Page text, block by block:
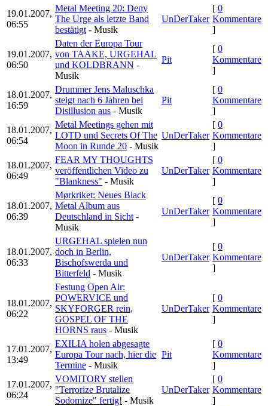
19.01.2007,
06:55
Metal Meeting 20: Deny
The Urge als letzte Band
bestätigt - Musik
UnDerTaker
[ 0
Kommentare
]
19.01.2007,
06:50
Daten der Europa Tour
von TAAKE, URGEHAL
und KOLDBRANN -
Musik
Pit
[ 0
Kommentare
]
18.01.2007,
16:59
Drummer Jens Maluschka
steigt nach 6 Jahren bei
Disillusion aus - Musik
Pit
[ 0
Kommentare
]
18.01.2007,
06:54
Metal Meetings gehen mit
LOTD und Secrets Of The
Moon in Runde 20 - Musik
UnDerTaker
[ 0
Kommentare
]
18.01.2007,
06:49
FEAR MY THOUGHTS
veröffentlichen Video zu
"Blankness" - Musik
UnDerTaker
[ 0
Kommentare
]
18.01.2007,
06:39
Mørkriket: Neues Black
Metal Album aus
Deutschland in Sicht -
Musik
UnDerTaker
[ 0
Kommentare
]
18.01.2007,
06:33
URGEHAL spielen nun
doch in Berlin,
Bischofswerda und
Bitterfeld - Musik
UnDerTaker
[ 0
Kommentare
]
18.01.2007,
06:22
Festung Open Air:
POWERVICE und
SKYFORGER rein,
GOSPEL OF THE
HORNS raus - Musik
UnDerTaker
[ 0
Kommentare
]
17.01.2007,
13:49
EXILIA holen abgesagte
Europa Tour nach, hier die
Termine - Musik
Pit
[ 0
Kommentare
]
17.01.2007,
06:24
VOMITORY stellen
"Terrorize Brutalize
Sodomize" fertig! - Musik
UnDerTaker
[ 0
Kommentare
]